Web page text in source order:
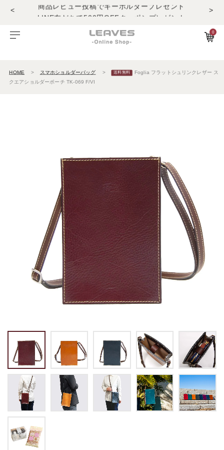
<
LINE友だちで500円OFFクーポンプレゼント
商品レビュー投稿でキーホルダープレゼント
LINE友だちで500円OFFクーポンプレゼント
商品レビュー投稿でキーホルダープレゼント
>
0
HOME スマホショルダーバッグ
Foglia フラットシュリンクレザー ス
クエアショルダーポーチ TK-069 F/VI
ショルダーバッグ
ビジネスバッグ
トートバッグ
バックパック・リュック
その他バッグ
ミッフィー×リーブス
メイドインジャパン
ALL
コンパクト財布
マネークリップ
小銭入れ
エルバマットレザー
シュリンクレザー
オイルヌバックレザー
キーホルダー
パスケース
ペンケース
IDカード・カードケース
その他
ケア用品
ALL
サービスについて
お知らせ
Foglia工房の革紹介。Vol.1
Foglia工房の革紹介。Vol.2
レザー2